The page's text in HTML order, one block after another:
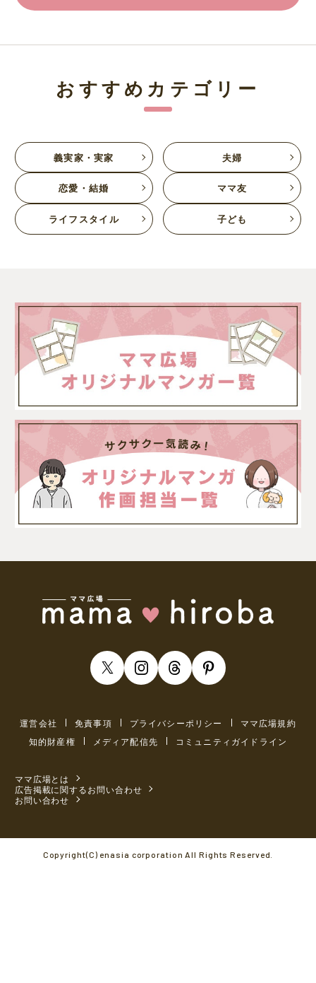
おすすめカテゴリー
義実家・実家 夫婦
恋愛・結婚 ママ友
ライフスタイル 子ども
運営会社 免責事項 プライバシーポリシー
ママ広場規約
知的財産権
メディア配信先 コミュニティガイドライン
ママ広場とは
広告掲載に関するお問い合わせ
お問い合わせ
Copyright(C) enasia corporation All Rights Reserved.